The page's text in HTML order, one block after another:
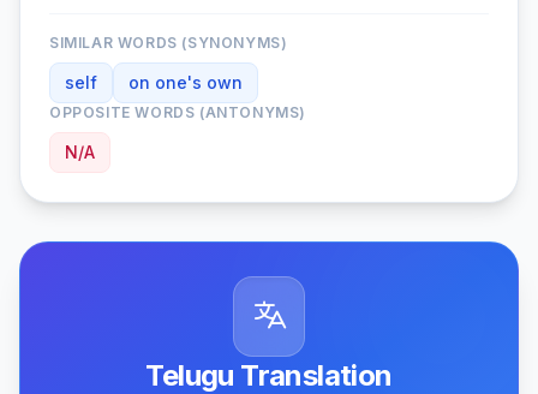
SIMILAR WORDS (SYNONYMS)
self on one's own
OPPOSITE WORDS (ANTONYMS)
N/A
Telugu Translation